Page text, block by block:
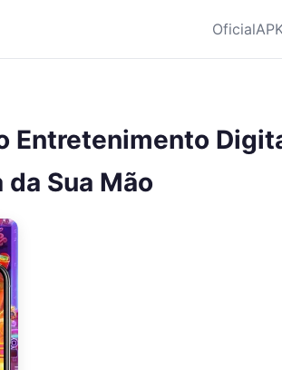
Oficial
Entretenimento
da Sua Mão